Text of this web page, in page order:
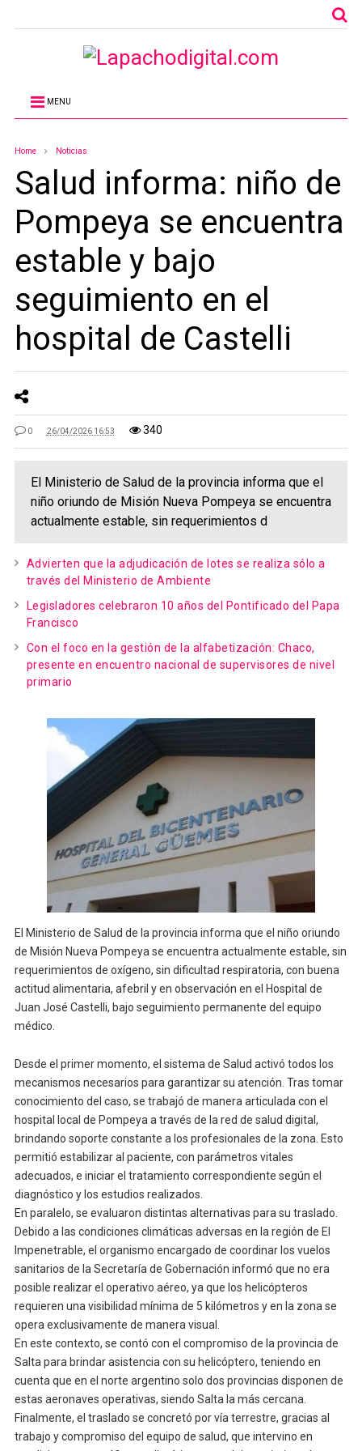
MENU
Home Noticias
Salud informa: niño de
Pompeya se encuentra
estable y bajo
seguimiento en el
hospital de Castelli
0 26/04/2026 16:53 340
El Ministerio de Salud de la provincia informa que el
niño oriundo de Misión Nueva Pompeya se encuentra
actualmente estable, sin requerimientos d
Advierten que la adjudicación de lotes se realiza sólo a
través del Ministerio de Ambiente
Legisladores celebraron 10 años del Pontificado del Papa
Francisco
Con el foco en la gestión de la alfabetización: Chaco,
presente en encuentro nacional de supervisores de nivel
primario
El Ministerio de Salud de la provincia informa que el niño oriundo
de Misión Nueva Pompeya se encuentra actualmente estable, sin
requerimientos de oxígeno, sin dificultad respiratoria, con buena
actitud alimentaria, afebril y en observación en el Hospital de
Juan José Castelli, bajo seguimiento permanente del equipo
médico.
Desde el primer momento, el sistema de Salud activó todos los
mecanismos necesarios para garantizar su atención. Tras tomar
conocimiento del caso, se trabajó de manera articulada con el
hospital local de Pompeya a través de la red de salud digital,
brindando soporte constante a los profesionales de la zona. Esto
permitió estabilizar al paciente, con parámetros vitales
adecuados, e iniciar el tratamiento correspondiente según el
diagnóstico y los estudios realizados.
En paralelo, se evaluaron distintas alternativas para su traslado.
Debido a las condiciones climáticas adversas en la región de El
Impenetrable, el organismo encargado de coordinar los vuelos
sanitarios de la Secretaría de Gobernación informó que no era
posible realizar el operativo aéreo, ya que los helicópteros
requieren una visibilidad mínima de 5 kilómetros y en la zona se
opera exclusivamente de manera visual.
En este contexto, se contó con el compromiso de la provincia de
Salta para brindar asistencia con su helicóptero, teniendo en
cuenta que en el norte argentino solo dos provincias disponen de
estas aeronaves operativas, siendo Salta la más cercana.
Finalmente, el traslado se concretó por vía terrestre, gracias al
trabajo y compromiso del equipo de salud, que intervino en